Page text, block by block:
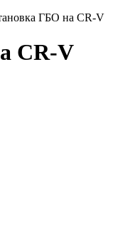
ГБО на CR-V
CR-V